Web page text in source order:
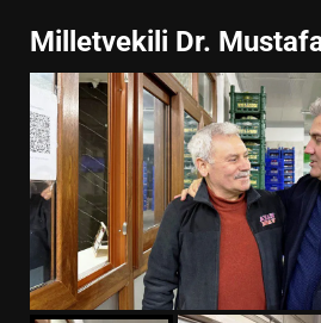
Milletvekili Dr.